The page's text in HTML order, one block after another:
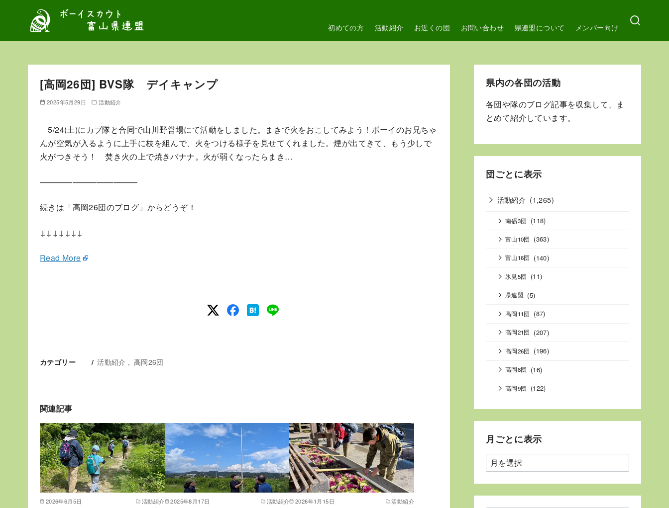
初めての方 活動紹介 お近くの団 お問い合わせ 県連盟について メンバー向け
[高岡26団] BVS隊 デイキャンプ
2025年5月29日 活動紹介
5/24(土)にカブ隊と合同で山川野営場にて活動をしました。まきで火をおこしてみよう！ボーイのお兄ちゃ
んが空気が入るように上手に枝を組んで、火をつける様子を見せてくれました。煙が出てきて、もう少しで
火がつきそう！ 焚き火の上で焼きバナナ。火が弱くなったらまき…
————————————
続きは「高岡26団のブログ」からどうぞ！
↓↓↓↓↓↓↓
Read More
カテゴリー 活動紹介 高岡26団
関連記事
2026年6月5日 活動紹介 2025年8月17日 活動紹介 2026年1月15日 活動紹介
県内の各団の活動
各団や隊のブログ記事を収集して、ま
とめて紹介しています。
団ごとに表示
活動紹介 (1,265)
南砺3団 (118)
富山10団 (363)
富山16団 (140)
氷見5団 (11)
県連盟 (5)
高岡11団 (87)
高岡21団 (207)
高岡26団 (196)
高岡8団 (16)
高岡9団 (122)
月ごとに表示
月
ご
と